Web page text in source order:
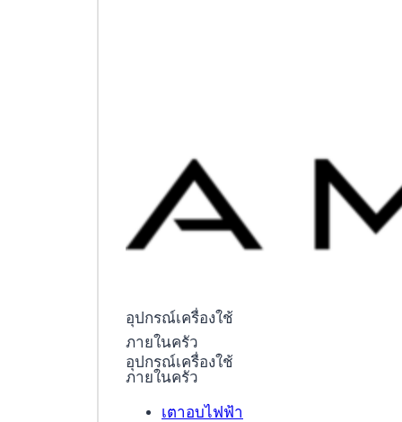
อุปกรณ์เครื่องใช้
ภายในครัว
อุปกรณ์เครื่องใช้
ภายในครัว
เตาอบไฟฟ้า